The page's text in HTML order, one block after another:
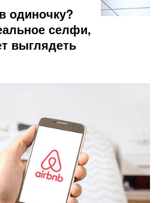
одиночку?
селфи,
выглядеть